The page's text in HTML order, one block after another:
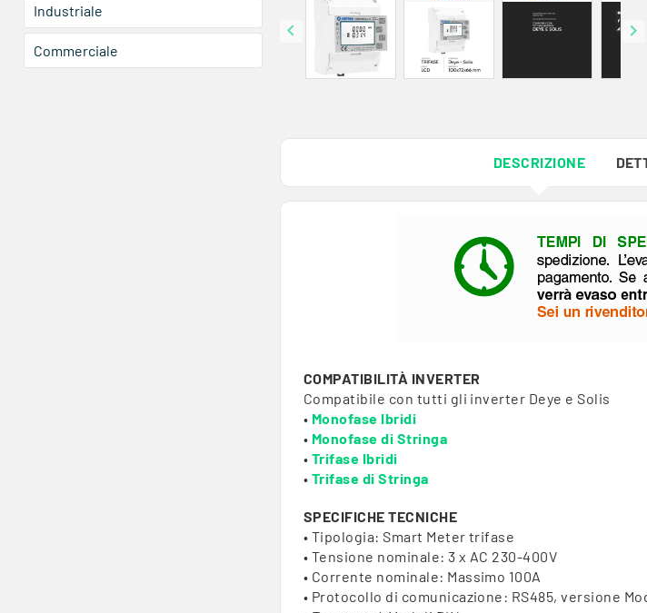
Industriale
Commerciale
 
DESCRIZIONE
COMPATIBILITÀ INVERTER
Compatibile con tutti gli inverter Deye e Solis
• Monofase Ibridi
• Monofase di Stringa
• Trifase Ibridi
• Trifase di Stringa
SPECIFICHE TECNICHE
• Tipologia: Smart Meter trifase
• Tensione nominale: 3 x AC 230-400V
• Corrente nominale: Massimo 100A
• Protocollo di comunicazione: RS485, versione